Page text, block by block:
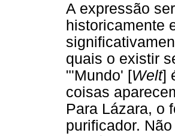
A expressão
historicamente
quais o existir
"'Mundo' [Welt]
coisas
Para Lázara, o
purificador.